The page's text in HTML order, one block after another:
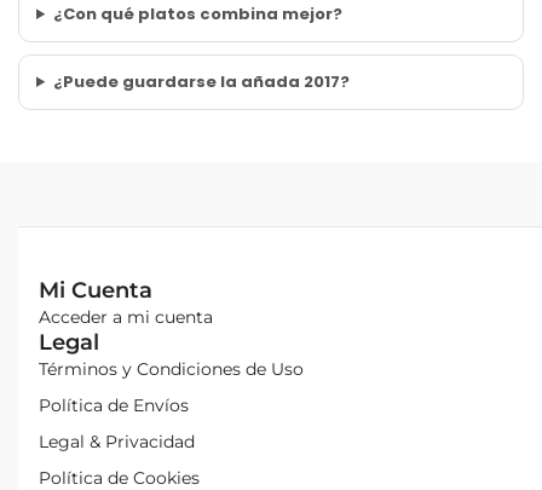
¿Con qué platos combina mejor?
¿Puede guardarse la añada 2017?
Mi Cuenta
Acceder a mi cuenta
Legal
Términos y Condiciones de Uso
Política de Envíos
Legal & Privacidad
Política de Cookies